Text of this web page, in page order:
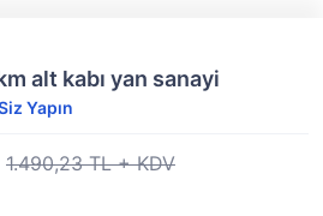
alt kabı yan sanayi
Yapın
1.490,23 TL + KDV